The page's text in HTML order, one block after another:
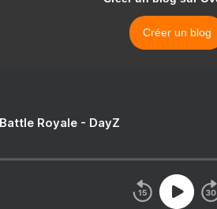
Créer un blog
Royale - DayZ